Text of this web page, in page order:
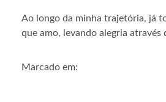
Ao longo da minha trajetória, já
que amo, levando alegria
Marcado em: